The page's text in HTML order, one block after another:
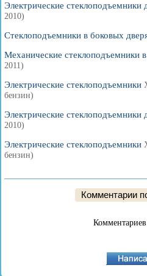
Электрические стеклоподъемники
2010)
Стеклоподъемники в боковых
Механические стеклоподъемники
2011)
Электрические стеклоподъемники
бензин)
Электрические стеклоподъемники
2010)
Электрические стеклоподъемники
бензин)
Комментарии